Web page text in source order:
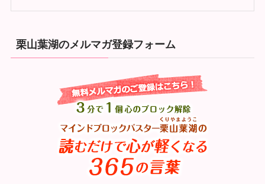
栗山葉湖のメルマガ登録フォーム